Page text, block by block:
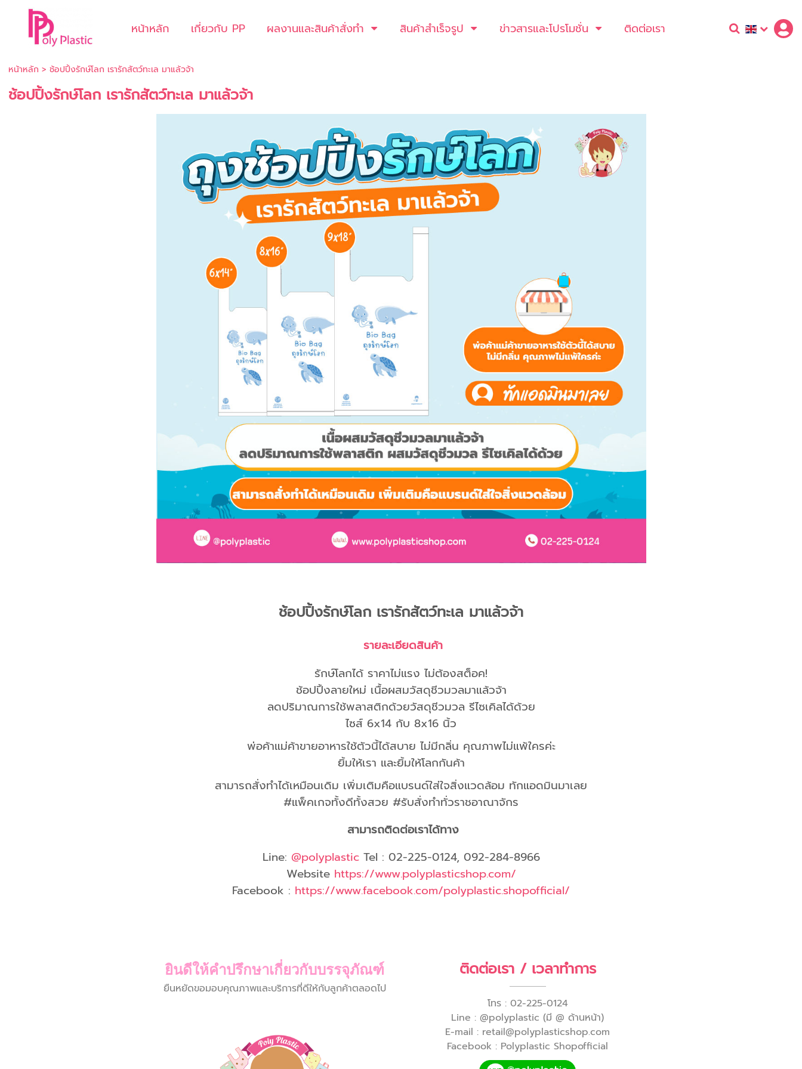
หน้าหลัก เกี่ยวกับ PP ผลงานและสินค้าสั่งทำ สินค้าสำเร็จรูป ข่าวสารและโปรโมชั่น ติดต่อเรา
หน้าหลัก > ช้อปปิ้งรักษ์โลก เรารักสัตว์ทะเล มาแล้วจ้า
ช้อปปิ้งรักษ์โลก เรารักสัตว์ทะเล มาแล้วจ้า
ช้อปปิ้งรักษ์โลก เรารักสัตว์ทะเล มาแล้วจ้า
รายละเอียดสินค้า
รักษ์โลกได้ ราคาไม่แรง ไม่ต้องสต็อค!
ช้อปปิ้งลายใหม่ เนื้อผสมวัสดุชีวมวลมาแล้วจ้า
ลดปริมาณการใช้พลาสติกด้วยวัสดุชีวมวล รีไซเคิลได้ด้วย
ไซส์ 6x14 กับ 8x16 นิ้ว
พ่อค้าแม่ค้าขายอาหารใช้ตัวนี้ได้สบาย ไม่มีกลิ่น คุณภาพไม่แพ้ใครค่ะ
ยิ้มให้เรา และยิ้มให้โลกกันค้า
สามารถสั่งทำได้เหมือนเดิม เพิ่มเติมคือแบรนด์ใส่ใจสิ่งแวดล้อม ทักแอดมินมาเลย
#แพ็คเกจทั้งดีทั้งสวย #รับสั่งทำทั่วราชอาณาจักร
สามารถติดต่อเราได้ทาง
Line: @polyplasticTel : 02-225-0124, 092-284-8966
Website https://www.polyplasticshop.com/
Facebook : https://www.facebook.com/polyplastic.shopofficial/
ยินดีให้คำปรึกษาเกี่ยวกับบรรจุภัณฑ์
ยืนหยัดขอมอบคุณภาพและบริการที่ดีให้กับลูกค้าตลอดไป
ติดต่อเรา / เวลาทำการ
โทร : 02-225-0124
Line : @polyplastic (มี @ ด้านหน้า)
E-mail : retail@polyplasticshop.com
Facebook : Polyplastic Shopofficial